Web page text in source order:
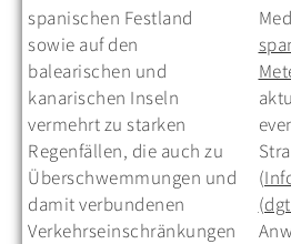
spanischen Festland
sowie auf den
balearischen und
kanarischen Inseln
vermehrt zu starken
Regenfällen, die auch zu
Überschwemmungen und
damit verbundenen
Verkehrseinschränkungen
(